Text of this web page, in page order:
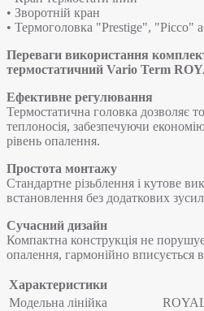
• Зворотній кран
• Термоголовка "Prestige", "Picco"
Переваги використання
термостатичний Vario Term
Ефективне регулювання
Термостатична головка дозволяє
теплоносія, забезпечуючи
рівень опалення.
Простота монтажу
Стандартне різьблення і кутове
встановлення без додаткових
Сучасний дизайн
Компактна конструкція не
опалення, гармонійно вписується в
Характеристики
Модельна лінійка